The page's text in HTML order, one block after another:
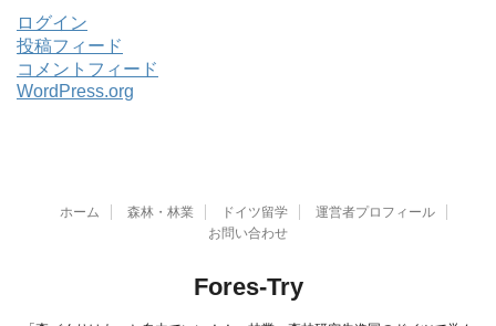
ログイン
投稿フィード
コメントフィード
WordPress.org
ホーム 森林・林業 ドイツ留学
運営者プロフィール
お問い合わせ
Fores-Try